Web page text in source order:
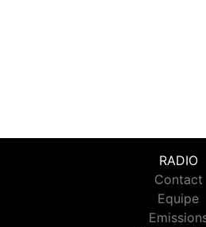
RADIO
Contact
Equipe